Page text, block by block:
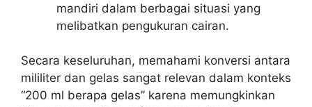
mandiri dalam berbagai situasi yang
melibatkan pengukuran cairan.
Secara keseluruhan, memahami konversi antara
mililiter dan gelas sangat relevan dalam konteks
“200 ml berapa gelas” karena memungkinkan